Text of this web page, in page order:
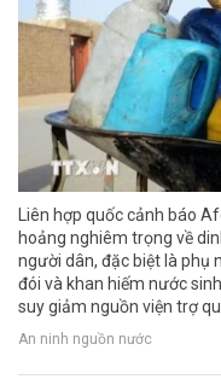
Liên hợp quốc cảnh báo
hoảng nghiêm trọng về
người dân, đặc biệt là phụ
đói và khan hiếm nước
suy giảm nguồn viện trợ
An ninh nguồn nước